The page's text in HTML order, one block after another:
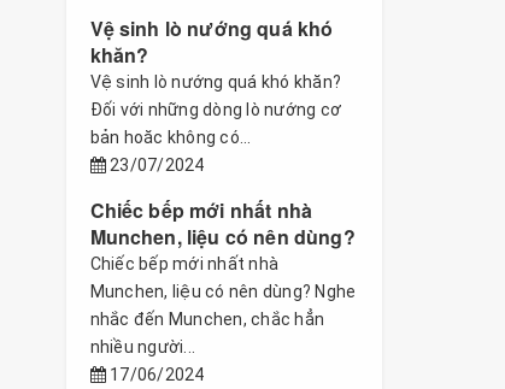
Vệ sinh lò nướng quá khó
khăn?
Vệ sinh lò nướng quá khó khăn?
Đối với những dòng lò nướng cơ
bản hoăc không có...
23/07/2024
Chiếc bếp mới nhất nhà
Munchen, liệu có nên dùng?
Chiếc bếp mới nhất nhà
Munchen, liệu có nên dùng? Nghe
nhắc đến Munchen, chắc hẳn
nhiều người...
17/06/2024